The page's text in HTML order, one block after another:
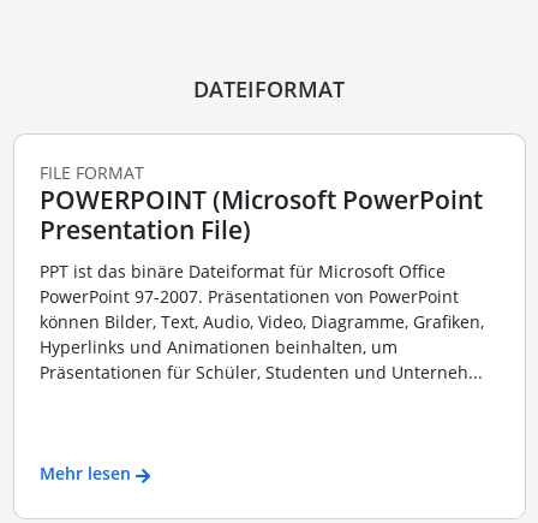
DATEIFORMAT
FILE FORMAT
POWERPOINT (Microsoft PowerPoint
Presentation File)
PPT ist das binäre Dateiformat für Microsoft Office
PowerPoint 97-2007. Präsentationen von PowerPoint
können Bilder, Text, Audio, Video, Diagramme, Grafiken,
Hyperlinks und Animationen beinhalten, um
Präsentationen für Schüler, Studenten und Unterneh...
Mehr lesen